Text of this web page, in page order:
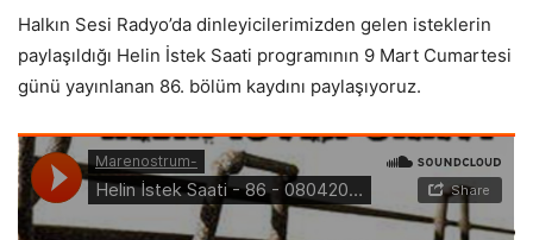
Halkın Sesi Radyo’da dinleyicilerimizden gelen isteklerin
paylaşıldığı Helin İstek Saati programının 9 Mart Cumartesi
günü yayınlanan 86. bölüm kaydını paylaşıyoruz.